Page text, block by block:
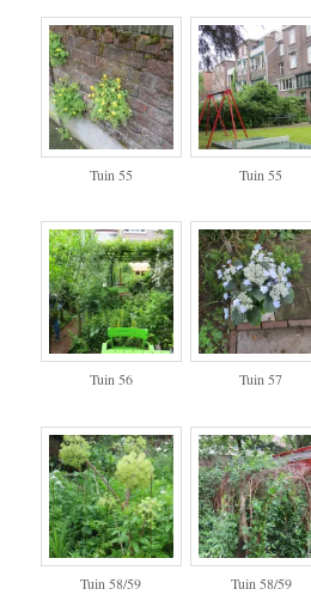
Tuin 55 Tuin 55
Tuin 56 Tuin 57
Tuin 58/59 Tuin 58/59